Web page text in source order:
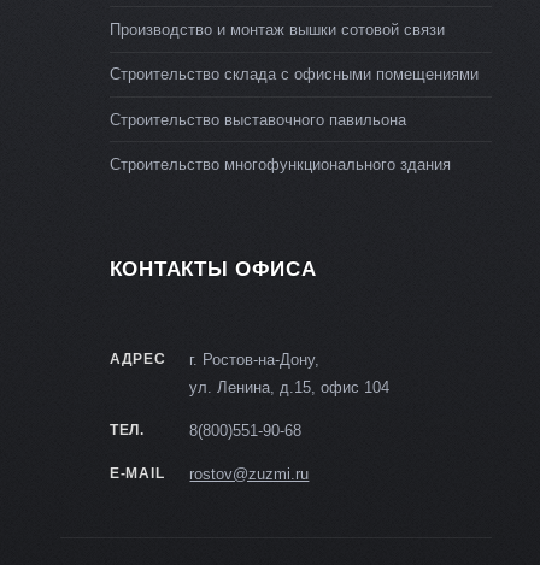
Производство и монтаж вышки сотовой связи
Строительство склада с офисными помещениями
Строительство выставочного павильона
Строительство многофункционального здания
КОНТАКТЫ ОФИСА
АДРЕС
г. Ростов-на-Дону,
ул. Ленина, д.15, офис 104
ТЕЛ. 8(800)551-90-68
E-MAIL rostov@zuzmi.ru